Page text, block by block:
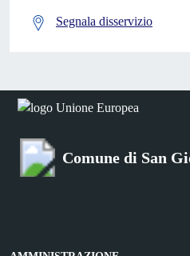
Segnala disservizio
Comune di San